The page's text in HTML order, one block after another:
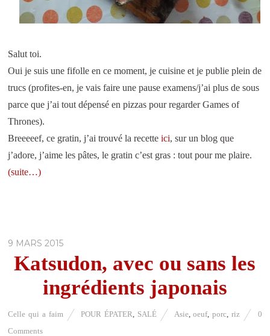
Salut toi.
Oui je suis une fifolle en ce moment, je cuisine et je publie plein de
trucs (profites-en, je vais faire une pause examens/j’ai plus de sous
parce que j’ai tout dépensé en pizzas pour regarder Games of
Thrones).
Breeeeef, ce gratin, j’ai trouvé la recetteici, sur un blog que
j’adore, j’aime les pâtes, le gratin c’est gras : tout pour me plaire.
(suite…)
9 MARS 2015
Katsudon, avec ou sans les
ingrédients japonais
Celle qui a faim POUR ÉPATER SALÉ Asie ,oeuf,porc riz
0
Comments